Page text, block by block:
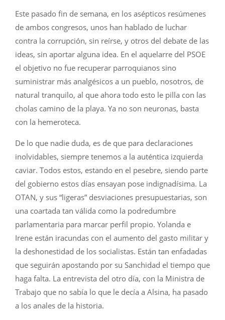
Este pasado fin de semana, en los asépticos resúmenes
de ambos congresos, unos han hablado de luchar
contra la corrupción, sin reírse, y otros del debate de las
ideas, sin aportar alguna idea. En el aquelarre del PSOE
el objetivo no fue recuperar parroquianos sino
suministrar más analgésicos a un pueblo, nosotros, de
natural tranquilo, al que ahora todo esto le pilla con las
cholas camino de la playa. Ya no son neuronas, basta
con la hemeroteca.
De lo que nadie duda, es de que para declaraciones
inolvidables, siempre tenemos a la auténtica izquierda
caviar. Todos estos, estando en el pesebre, siendo parte
del gobierno estos días ensayan pose indignadísima. La
OTAN, y sus “ligeras” desviaciones presupuestarias, son
una coartada tan válida como la podredumbre
parlamentaria para marcar perfil propio. Yolanda e
Irene están iracundas con el aumento del gasto militar y
la deshonestidad de los socialistas. Están tan enfadadas
que seguirán apostando por su Sanchidad el tiempo que
haga falta. La entrevista del otro día, con la Ministra de
Trabajo que no sabía lo que le decía a Alsina, ha pasado
a los anales de la historia.